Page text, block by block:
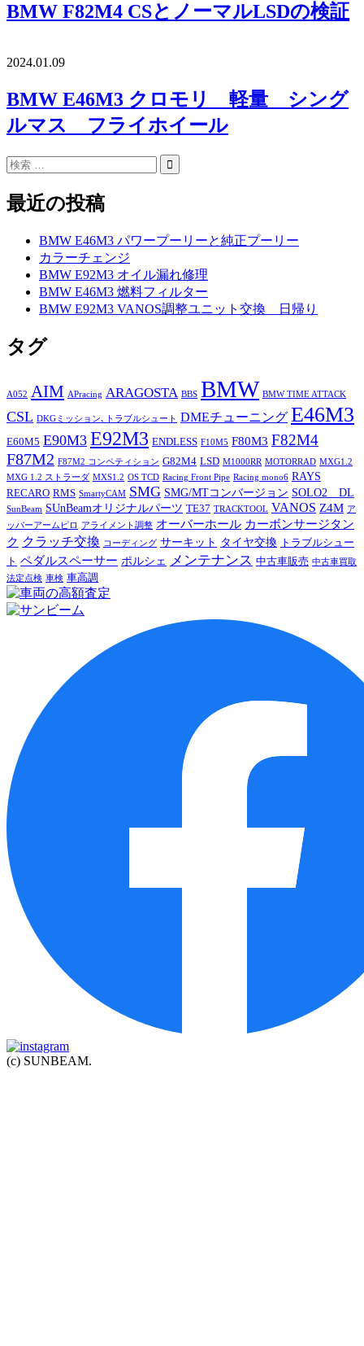
BMW F82M4 CSとノーマルLSDの検証
2024.01.09
BMW E46M3 クロモリ 軽量 シング
ルマス フライホイール
最近の投稿
BMW E46M3 パワープーリーと純正プーリー
カラーチェンジ
BMW E92M3 オイル漏れ修理
BMW E46M3 燃料フィルター
BMW E92M3 VANOS調整ユニット交換 日帰り
タグ
A052 AIM APracing ARAGOSTA BBS BMW BMW TIME ATTACK
CSL DKGミッション､トラブルシュート DMEチューニング E46M3
E60M5 E90M3 E92M3 ENDLESS F10M5 F80M3 F82M4
F87M2 F87M2 コンペティション G82M4 LSD M1000RR MOTORRAD MXG1.2
MXG 1.2 ストラーダ MXS1.2 OS TCD Racing Front Pipe Racing mono6 RAYS
RECARO RMS SmartyCAM SMG SMG/MTコンバージョン SOLO2 DL
SunBeam SUnBeamオリジナルパーツ TE37 TRACKTOOL VANOS Z4M ア
ッパーアームピロ
アライメント調整 オーバーホール カーボンサージタン
ク クラッチ交換 コーディング サーキット タイヤ交換
トラブルシュー
ト ペダルスペーサー ポルシェ メンテナンス 中古車販売 中古車買取
法定点検 車検 車高調
(c) SUNBEAM.